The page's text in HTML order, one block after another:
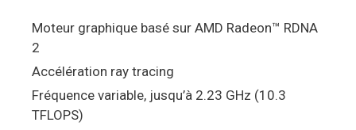
Moteur graphique basé sur AMD Radeon™ RDNA
2
Accélération ray tracing
Fréquence variable, jusqu’à 2.23 GHz (10.3
TFLOPS)